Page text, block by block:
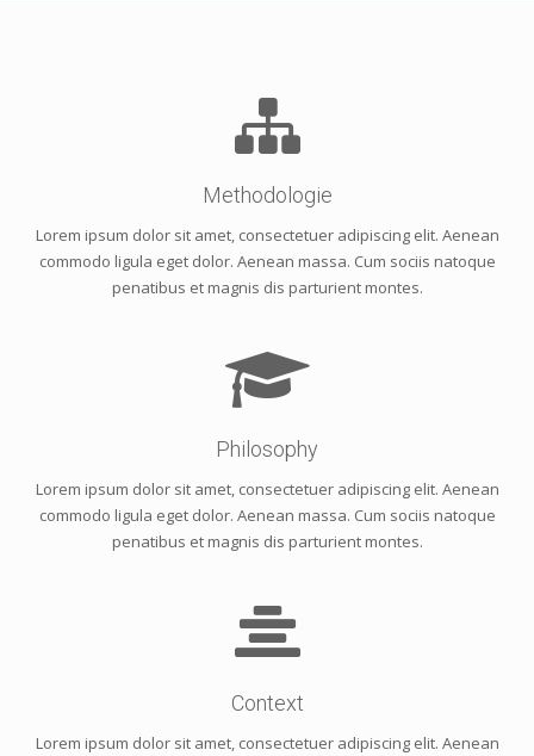
Methodologie
Lorem ipsum dolor sit amet, consectetuer adipiscing elit. Aenean
commodo ligula eget dolor. Aenean massa. Cum sociis natoque
penatibus et magnis dis parturient montes.
Philosophy
Lorem ipsum dolor sit amet, consectetuer adipiscing elit. Aenean
commodo ligula eget dolor. Aenean massa. Cum sociis natoque
penatibus et magnis dis parturient montes.
Context
Lorem ipsum dolor sit amet, consectetuer adipiscing elit. Aenean